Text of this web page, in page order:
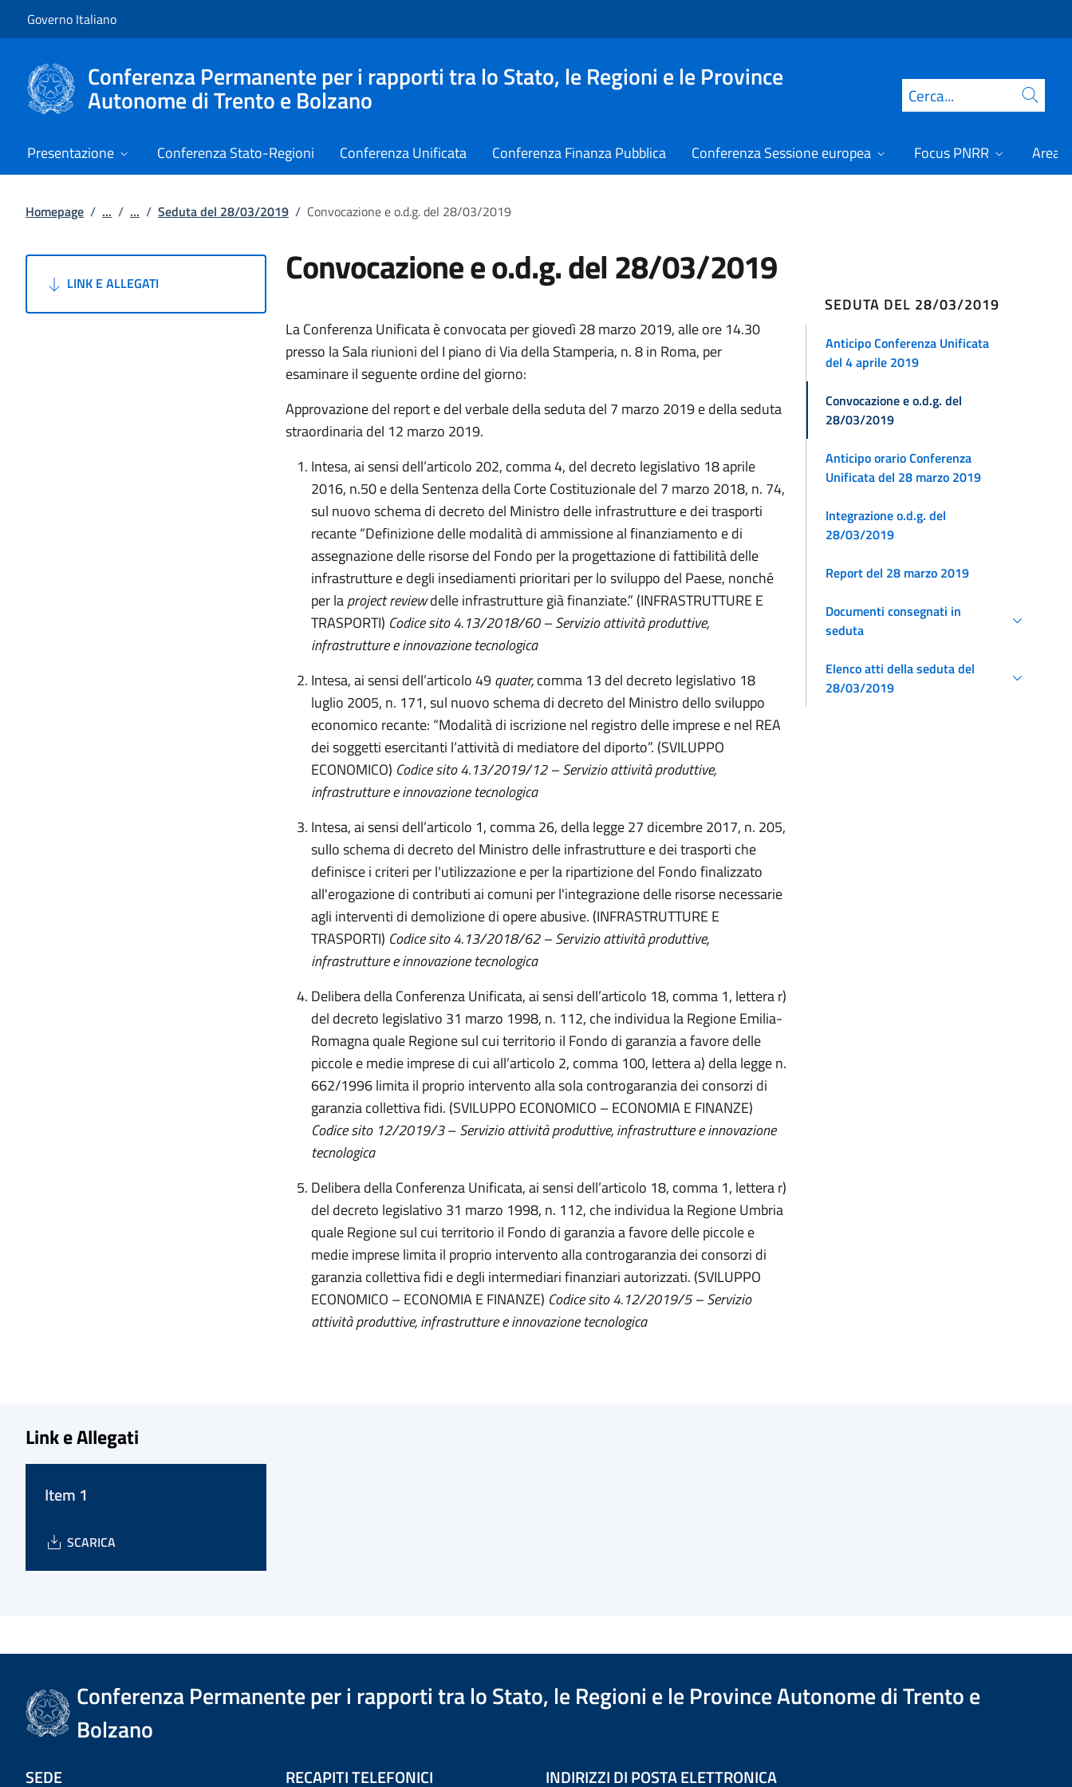
Governo Italiano
Conferenza Permanente per i rapporti tra lo Stato, le Regioni e le Province
Autonome di Trento e Bolzano Cerca
Presentazione Conferenza Stato-Regioni Conferenza Unificata Conferenza Finanza Pubblica Conferenza Sessione europea Focus PNRR Area
Homepage / ... / ... / Seduta del 28/03/2019 / Convocazione e o.d.g. del 28/03/2019
LINK E ALLEGATI Convocazione e o.d.g. del 28/03/2019
La Conferenza Unificata è convocata per giovedì 28 marzo 2019, alle ore 14.30
presso la Sala riunioni del I piano di Via della Stamperia, n. 8 in Roma, per
esaminare il seguente ordine del giorno:
Approvazione del report e del verbale della seduta del 7 marzo 2019 e della seduta
straordinaria del 12 marzo 2019.
Intesa, ai sensi dell’articolo 202, comma 4, del decreto legislativo 18 aprile
2016, n.50 e della Sentenza della Corte Costituzionale del 7 marzo 2018, n. 74,
sul nuovo schema di decreto del Ministro delle infrastrutture e dei trasporti
recante “Definizione delle modalità di ammissione al finanziamento e di
assegnazione delle risorse del Fondo per la progettazione di fattibilità delle
infrastrutture e degli insediamenti prioritari per lo sviluppo del Paese, nonché
per laproject reviewdelle infrastrutture già finanziate.” (INFRASTRUTTURE E
TRASPORTI) Codice sito 4.13/2018/60 – Servizio attività produttive,
infrastrutture e innovazione tecnologica
Intesa, ai sensi dell’articolo 49quater,comma 13 del decreto legislativo 18
luglio 2005, n. 171, sul nuovo schema di decreto del Ministro dello sviluppo
economico recante: “Modalità di iscrizione nel registro delle imprese e nel REA
dei soggetti esercitanti l’attività di mediatore del diporto”. (SVILUPPO
ECONOMICO) Codice sito 4.13/2019/12 – Servizio attività produttive,
infrastrutture e innovazione tecnologica
Intesa, ai sensi dell’articolo 1, comma 26, della legge 27 dicembre 2017, n. 205,
sullo schema di decreto del Ministro delle infrastrutture e dei trasporti che
definisce i criteri per l'utilizzazione e per la ripartizione del Fondo finalizzato
all'erogazione di contributi ai comuni per l'integrazione delle risorse necessarie
agli interventi di demolizione di opere abusive. (INFRASTRUTTURE E
TRASPORTI) Codice sito 4.13/2018/62 – Servizio attività produttive,
infrastrutture e innovazione tecnologica
Delibera della Conferenza Unificata, ai sensi dell’articolo 18, comma 1, lettera r)
del decreto legislativo 31 marzo 1998, n. 112, che individua la Regione Emilia-
Romagna quale Regione sul cui territorio il Fondo di garanzia a favore delle
piccole e medie imprese di cui all’articolo 2, comma 100, lettera a) della legge n.
662/1996 limita il proprio intervento alla sola controgaranzia dei consorzi di
garanzia collettiva fidi. (SVILUPPO ECONOMICO – ECONOMIA E FINANZE)
Codice sito 12/2019/3–Servizio attività produttive, infrastrutture e innovazione
tecnologica
Delibera della Conferenza Unificata, ai sensi dell’articolo 18, comma 1, lettera r)
del decreto legislativo 31 marzo 1998, n. 112, che individua la Regione Umbria
quale Regione sul cui territorio il Fondo di garanzia a favore delle piccole e
medie imprese limita il proprio intervento alla controgaranzia dei consorzi di
garanzia collettiva fidi e degli intermediari finanziari autorizzati. (SVILUPPO
ECONOMICO – ECONOMIA E FINANZE) Codice sito 4.12/2019/5 – Servizio
attività produttive, infrastrutture e innovazione tecnologica
SEDUTA DEL 28/03/2019
Anticipo Conferenza Unificata
del 4 aprile 2019
Convocazione e o.d.g. del
28/03/2019
Anticipo orario Conferenza
Unificata del 28 marzo 2019
Integrazione o.d.g. del
28/03/2019
Report del 28 marzo 2019
Documenti consegnati in
seduta
Elenco atti della seduta del
28/03/2019
Link e Allegati
Item 1
SCARICA
Conferenza Permanente per i rapporti tra lo Stato, le Regioni e le Province Autonome di Trento e
Bolzano
SEDE RECAPITI TELEFONICI INDIRIZZI DI POSTA ELETTRONICA